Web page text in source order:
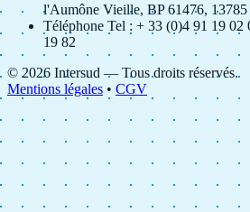
l'Aumône Vieille, BP 61476, 13785
Téléphone Tel : + 33 (0)4 91 19 02
19 82
© 2026 Intersud — Tous droits réservés.
Mentions légales • CGV